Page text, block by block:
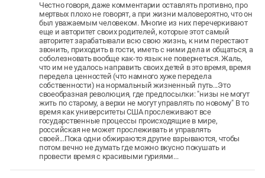
Честно говоря, даже комментарии оставлять противно, про
мертвых плохо не говорят, а при жизни маловероятно, что он
был уважаемым человеком. Многие из них перечеркивают
еще и авторитет своих родителей, которые этот самый
авторитет зарабатывали всю свою жизнь, к ним перестают
звонить, приходить в гости, иметь с ними дела и общаться, а
соболезновать вообще как-то язык не повернеться. Жаль,
что им не удалось направить своих детей в это время, время
передела ценностей (что намного хуже передела
собственности) на нормальный жизненный путь...Это
своеобразная революция, где предпосылки: "низы не могут
жить по старому, а верхи не могут управлять по новому" В то
время как университеты США прослеживают все
государственные процессы происходящие в мире,
российская не может прослеживать и управлять
своей...Пока одни обжираются другие взрываются, чтобы
потом вечно не думать где можно вкусно покушать и
провести время с красивыми гуриями...